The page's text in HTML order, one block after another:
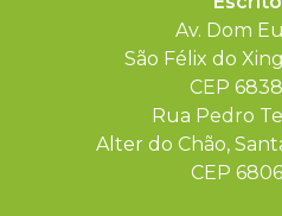
Av. Dom
São Félix do
CEP
Rua Pedro
Alter do Chão,
CEP